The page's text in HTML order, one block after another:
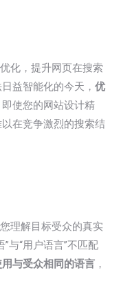
化，提升网页在搜索
益智能化的今天， 优
即使您的网站设计精
在竞争激烈的搜索结
理解目标受众的真实
与“用户语言”不匹配
与受众相同的语言 ，